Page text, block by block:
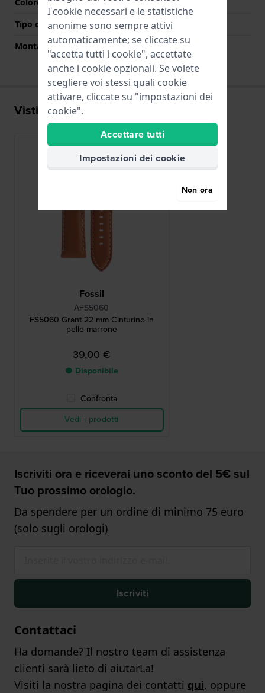
Tipo di montatura
Perni a molla
Montatura dritta
Si
Visti di recente
Fossil
AFS5060
FS5060 Grant 22 mm Cinturino in
pelle marrone
39,00 €
● Disponibile
Confronta
Vedi i prodotti
Iscriviti ora e riceverai uno sconto del 5€ sul
Tuo prossimo orologio.
Da spendere per un ordine di minimo 75 euro
(solo sugli orologi)
Iscriviti
Contattaci
Ha domande? Il nostro team di assistenza
clienti sarà lieto di aiutarLa!
Visiti la nostra pagina dei contatti qui, oppure
I cookie necessari e le statistiche
anonime sono sempre attivi
automaticamente; se cliccate su
"accetta tutti i cookie", accettate
anche i cookie opzionali. Se volete
scegliere voi stessi quali cookie
attivare, cliccate su "impostazioni dei
cookie".
Accettare tutti
Impostazioni dei cookie
Non ora